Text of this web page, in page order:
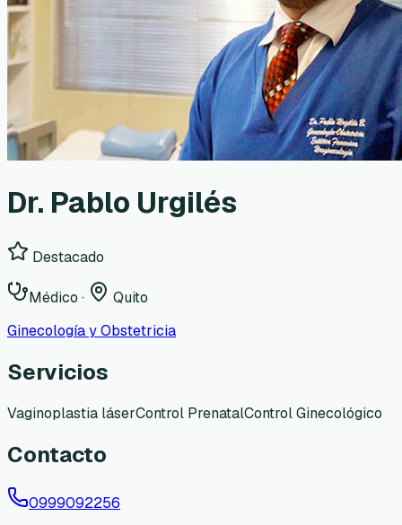
Dr. Pablo Urgilés
Destacado
Médico ·
Quito
Ginecología y Obstetricia
Servicios
Vaginoplastia láserControl PrenatalControl Ginecológico
Contacto
0999092256